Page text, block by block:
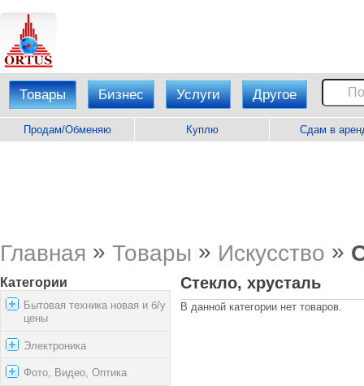
Товары Бизнес Услуги Другое
Продам/Обменяю Куплю Сдам в
Главная » Товары » Искусство »
Категории
Бытовая техника новая и б/у
цены
Электроника
Фото, Видео, Оптика
Стекло, хрусталь
В данной категории нет товаров.